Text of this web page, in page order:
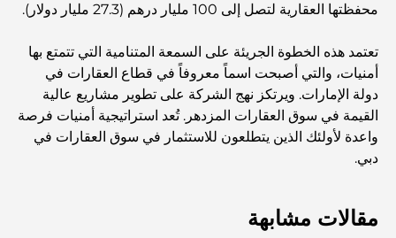
محفظتها العقارية لتصل إلى 100 مليار درهم (27.3 مليار دولار).
تعتمد هذه الخطوة الجريئة على السمعة المتنامية التي تتمتع بها
أمنيات، والتي أصبحت اسماً معروفاً في قطاع العقارات في
دولة الإمارات. ويرتكز نهج الشركة على تطوير مشاريع عالية
القيمة في سوق العقارات المزدهر. تُعد استراتيجية أمنيات فرصة
واعدة لأولئك الذين يتطلعون للاستثمار في سوق العقارات في
دبي.
مقالات مشابهة